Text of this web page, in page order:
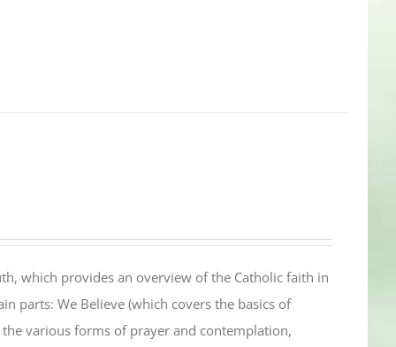
which provides an overview of the Catholic faith in
parts: We Believe (which covers the basics of
various forms of prayer and contemplation,